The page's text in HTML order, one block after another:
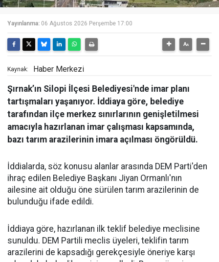
Yayınlanma: 06 Ağustos 2026 Perşembe 17:00
Kaynak: Haber Merkezi
Şırnak’ın Silopi İlçesi Belediyesi'nde imar planı
tartışmaları yaşanıyor. İddiaya göre, belediye
tarafından ilçe merkez sınırlarının genişletilmesi
amacıyla hazırlanan imar çalışması kapsamında,
bazı tarım arazilerinin imara açılması öngörüldü.
İddialarda, söz konusu alanlar arasında DEM Parti'den
ihraç edilen Belediye Başkanı Jiyan Ormanlı'nın
ailesine ait olduğu öne sürülen tarım arazilerinin de
bulunduğu ifade edildi.
İddiaya göre, hazırlanan ilk teklif belediye meclisine
sunuldu. DEM Partili meclis üyeleri, teklifin tarım
arazilerini de kapsadığı gerekçesiyle öneriye karşı